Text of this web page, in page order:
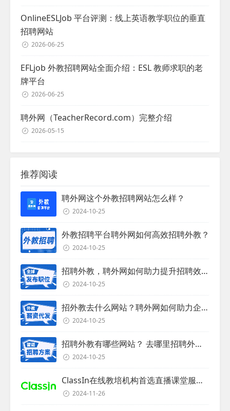
OnlineESLJob 平台评测：线上英语教学职位的垂直
招聘网站
2026-06-25
EFLjob 外教招聘网站全面介绍：ESL 教师求职的老
牌平台
2026-06-25
聘外网（TeacherRecord.com）完整介绍
2026-05-15
推荐阅读
聘外网这个外教招聘网站怎么样？
2024-10-25
外教招聘平台聘外网如何高效招聘外教？
2024-10-25
招聘外教，聘外网如何助力提升招聘效率？
2024-10-25
招外教去什么网站？聘外网如何助力企业外教招聘
2024-10-25
招聘外教有哪些网站？ 去哪里招聘外教？
2024-10-25
ClassIn在线教培机构首选直播课堂服务商
2024-11-26